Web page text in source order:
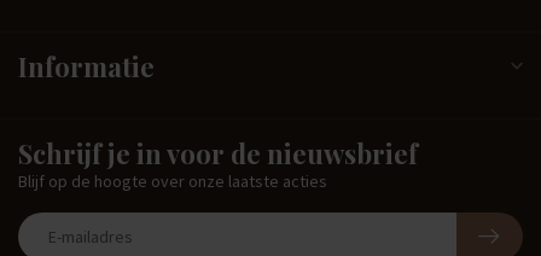
Informatie
Schrijf je in voor de nieuwsbrief
Blijf op de hoogte over onze laatste acties